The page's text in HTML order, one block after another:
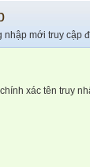
nhập mới truy cập
xác tên truy